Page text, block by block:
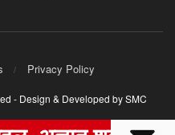
Privacy Policy
- Design & Developed bySMC